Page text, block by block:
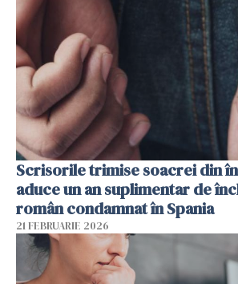
Scrisorile trimise soacrei din
aduce un an suplimentar de
român condamnat în Spania
21 FEBRUARIE 2026